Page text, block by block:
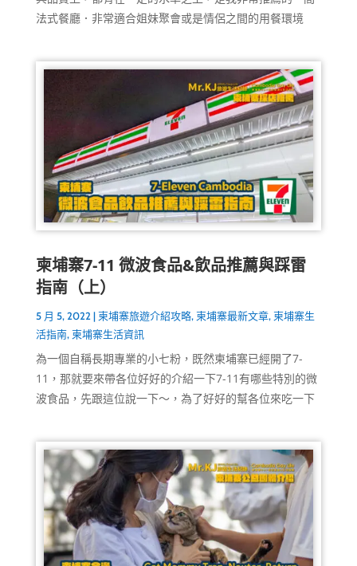
法式餐廳．非常適合姐妹聚會或是情侶之間的用餐環境
柬埔寨7-11 微波食品&飲品推薦與踩雷
指南（上）
5 月 5, 2022 |柬埔寨旅遊介紹攻略,柬埔寨最新文章,柬埔寨生
活指南,柬埔寨生活資訊
為一個自稱長期專業的小七粉，既然柬埔寨已經開了7-
11，那就要來帶各位好好的介紹一下7-11有哪些特別的微
波食品，先跟這位說一下～，為了好好的幫各位來吃一下